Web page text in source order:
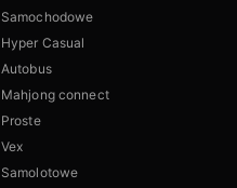
Samochodowe
Hyper Casual
Autobus
Mahjong connect
Proste
Vex
Samolotowe